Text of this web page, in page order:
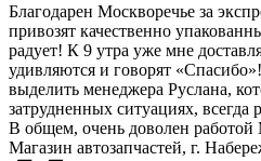
Благодарен Москворечье за
привозят качественно
радует! К 9 утра уже мне
удивляются и говорят
выделить менеджера Руслана,
затрудненных ситуациях,
В общем, очень доволен работой
Магазин автозапчастей, г.